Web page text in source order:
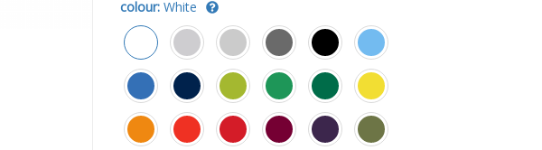
colour: White